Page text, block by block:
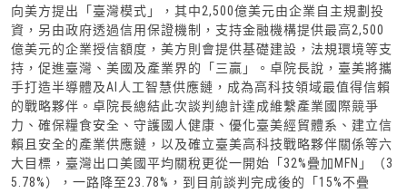
向美方提出「臺灣模式」，其中2,500億美元由企業自主規劃投
資，另由政府透過信用保證機制，支持金融機構提供最高2,500
億美元的企業授信額度，美方則會提供基礎建設，法規環境等支
持，促進臺灣、美國及產業界的「三贏」。卓院長說，臺美將攜
手打造半導體及AI人工智慧供應鏈，成為高科技領域最值得信賴
的戰略夥伴。卓院長總結此次談判總計達成維繫產業國際競爭
力、確保糧食安全、守護國人健康、優化臺美經貿體系、建立信
賴且安全的產業供應鏈，以及確立臺美高科技戰略夥伴關係等六
大目標，臺灣出口美國平均關稅更從一開始「32%疊加MFN」（3
5.78%），一路降至23.78%，到目前談判完成後的「15%不疊